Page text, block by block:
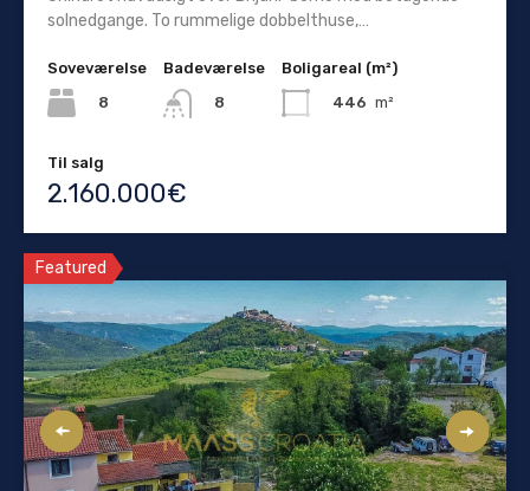
solnedgange. To rummelige dobbelthuse,…
Soveværelse
8
Badeværelse
8
Boligareal (m²)
446 m²
Til salg
2.160.000€
Featured